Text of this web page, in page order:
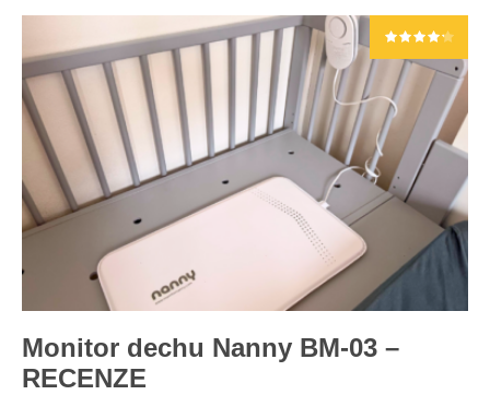
Monitor dechu Nanny BM-03 –
RECENZE